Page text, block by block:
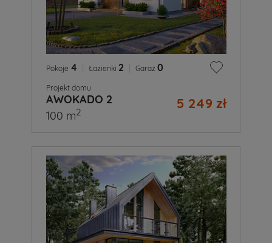
Pokoje 4 Łazienki 2 Garaż 0
Projekt domu
AWOKADO 2 5 249 zł
100 m2